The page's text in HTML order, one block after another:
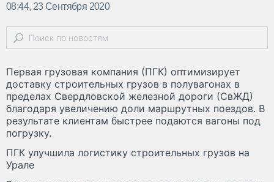
08:44, 23 Сентября 2020
Первая грузовая компания (ПГК) оптимизирует
доставку строительных грузов в полувагонах в
пределах Свердловской железной дороги (СвЖД)
благодаря увеличению доли маршрутных поездов. В
результате клиентам быстрее подаются вагоны под
погрузку.
ПГК улучшила логистику строительных грузов на
Урале